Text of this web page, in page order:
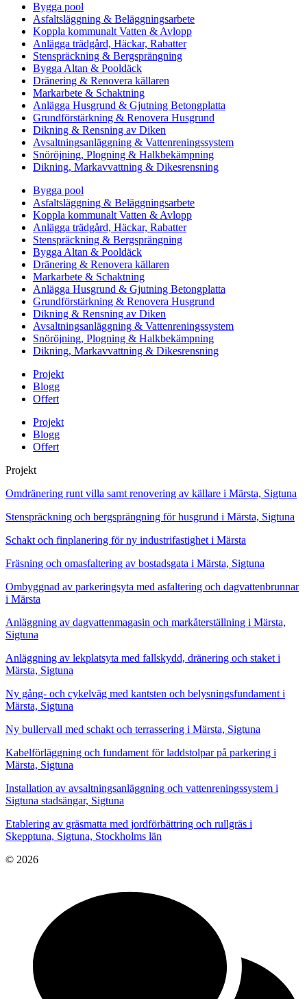
Bygga pool
Asfaltsläggning & Beläggningsarbete
Koppla kommunalt Vatten & Avlopp
Anlägga trädgård, Häckar, Rabatter
Stenspräckning & Bergsprängning
Bygga Altan & Pooldäck
Dränering & Renovera källaren
Markarbete & Schaktning
Anlägga Husgrund & Gjutning Betongplatta
Grundförstärkning & Renovera Husgrund
Dikning & Rensning av Diken
Avsaltningsanläggning & Vattenreningssystem
Snöröjning, Plogning & Halkbekämpning
Dikning, Markavvattning & Dikesrensning
Bygga pool
Asfaltsläggning & Beläggningsarbete
Koppla kommunalt Vatten & Avlopp
Anlägga trädgård, Häckar, Rabatter
Stenspräckning & Bergsprängning
Bygga Altan & Pooldäck
Dränering & Renovera källaren
Markarbete & Schaktning
Anlägga Husgrund & Gjutning Betongplatta
Grundförstärkning & Renovera Husgrund
Dikning & Rensning av Diken
Avsaltningsanläggning & Vattenreningssystem
Snöröjning, Plogning & Halkbekämpning
Dikning, Markavvattning & Dikesrensning
Projekt
Blogg
Offert
Projekt
Blogg
Offert
Projekt
Omdränering runt villa samt renovering av källare i Märsta, Sigtuna
Stenspräckning och bergsprängning för husgrund i Märsta, Sigtuna
Schakt och finplanering för ny industrifastighet i Märsta
Fräsning och omasfaltering av bostadsgata i Märsta, Sigtuna
Ombyggnad av parkeringsyta med asfaltering och dagvattenbrunnar
i Märsta
Anläggning av dagvattenmagasin och markåterställning i Märsta,
Sigtuna
Anläggning av lekplatsyta med fallskydd, dränering och staket i
Märsta, Sigtuna
Ny gång- och cykelväg med kantsten och belysningsfundament i
Märsta, Sigtuna
Ny bullervall med schakt och terrassering i Märsta, Sigtuna
Kabelförläggning och fundament för laddstolpar på parkering i
Märsta, Sigtuna
Installation av avsaltningsanläggning och vattenreningssystem i
Sigtuna stadsängar, Sigtuna
Etablering av gräsmatta med jordförbättring och rullgräs i
Skepptuna, Sigtuna, Stockholms län
© 2026